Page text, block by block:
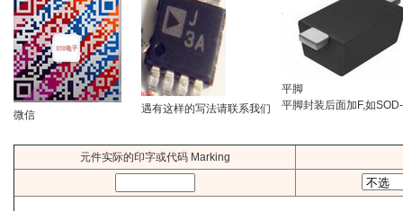
微信 遇有这样的写法请联系我们
平脚
平脚封装后面加F,如
元件实际的印字或代码 Marking